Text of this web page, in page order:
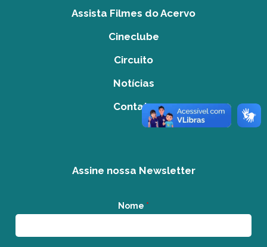
Assista Filmes do Acervo
Cineclube
Circuito
Notícias
Contato
Assine nossa Newsletter
Nome *